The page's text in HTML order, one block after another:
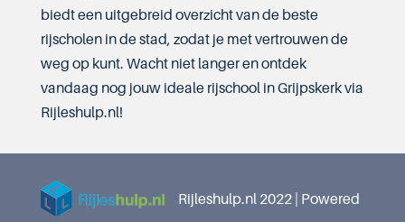
biedt een uitgebreid overzicht van de beste
rijscholen in de stad, zodat je met vertrouwen de
weg op kunt. Wacht niet langer en ontdek
vandaag nog jouw ideale rijschool in Grijpskerk via
Rijleshulp.nl!
Rijleshulp.nl 2022 | Powered